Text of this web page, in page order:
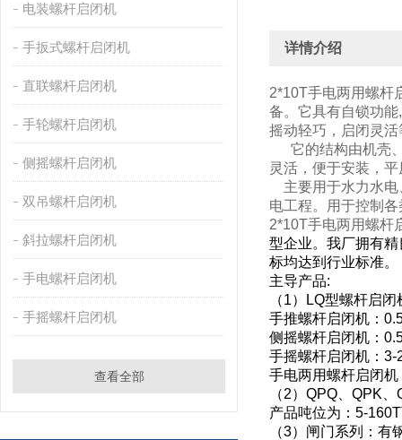
电装螺杆启闭机
手扳式螺杆启闭机
直联螺杆启闭机
手轮螺杆启闭机
侧摇螺杆启闭机
双吊螺杆启闭机
斜拉螺杆启闭机
手电螺杆启闭机
手摇螺杆启闭机
查看全部
详情介绍
2*10T手电两用螺杆
备。它具有自锁功
摇动轻巧，启闭灵活
它的结构由机壳、
灵活，便于安装，
主要用于水力水电
电工程。用于控制
2*10T手电两用螺杆
型企业。我厂拥有
标均达到行业标准。
主导产品:
（1） LQ型螺杆启闭
手推螺杆启闭机：
侧摇螺杆启闭机：
手摇螺杆启闭机： 3-
手电两用螺杆启闭机
（2） QPQ QPK
产品吨位为： 5-160T
（3）闸门系列：有